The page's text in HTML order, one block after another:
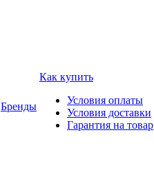
Бренды
Как купить
Условия оплаты
Условия доставки
Гарантия на товар